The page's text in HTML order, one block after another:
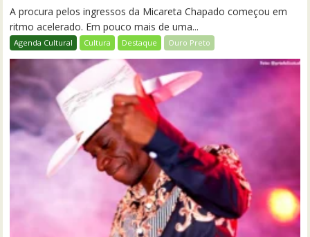
A procura pelos ingressos da Micareta Chapado começou em
ritmo acelerado. Em pouco mais de uma...
Agenda Cultural Cultura Destaque Ouro Preto